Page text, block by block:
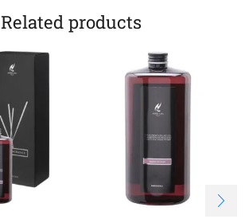
Related products